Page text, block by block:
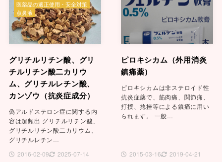
グリチルリチン酸、グリ
チルリチン酸二カリウ
ム、グリチルレチン酸、
カンゾウ（抗炎症成分）
偽アルドステロン症に関する内
容は超頻出 グリチルリチン酸、
グリチルリチン酸二カリウム、
グリチルレチン…
2016-02-09
2025-07-14
医薬品の適正使用・安全対策
点鼻液
ピロキシカム（外用消炎
鎮痛薬）
ピロキシカムは非ステロイド性
抗炎症薬で、筋肉痛、関節痛、
打撲、捻挫等による鎮痛に用い
られます。 一般…
2015-03-16 2019-04-21